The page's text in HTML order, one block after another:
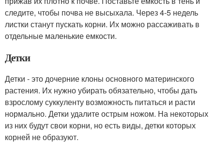
следите, чтобы почва не высыхала. Через 4-5 недель
листки станут пускать корни. Их можно рассаживать в
отдельные маленькие емкости.
Детки
Детки - это дочерние клоны основного материнского
растения. Их нужно убирать обязательно, чтобы дать
взрослому суккуленту возможность питаться и расти
нормально. Детки удалите острым ножом. На некоторых
из них будут свои корни, но есть виды, детки которых
корней не образуют.